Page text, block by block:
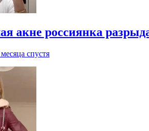
акне россиянка
спустя